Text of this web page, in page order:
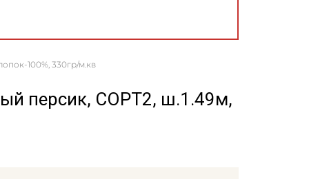
100%, 330гр/м.кв
персик, СОРТ2, ш.1.49м,